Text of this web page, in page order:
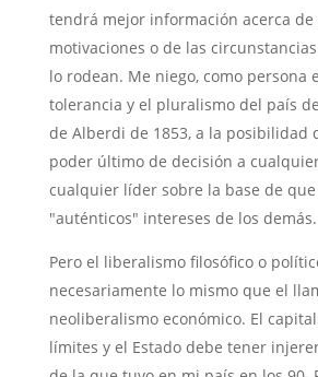
tendrá mejor información acerca de
motivaciones o de las
lo rodean. Me niego, como persona
tolerancia y el pluralismo del país
de Alberdi de 1853, a la posibilidad
poder último de decisión a
cualquier líder sobre la base de que
"auténticos" intereses de los demás.
Pero el liberalismo filosófico o
necesariamente lo mismo que el
neoliberalismo económico. El
límites y el Estado debe tener